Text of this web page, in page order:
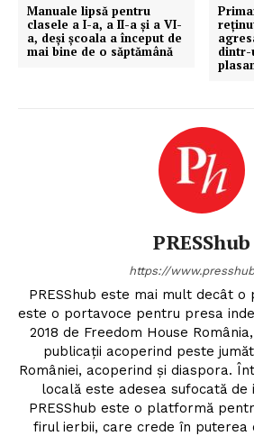
Manuale lipsă pentru
clasele a I-a, a II-a și a VI-
a, deși școala a început de
mai bine de o săptămână
dintr-
PRESShub
https://
PRESShub este mai mult decât
este o portavoce pentru presa
2018 de Freedom House
publicații acoperind peste
României, acoperind și diaspora.
locală este adesea sufocată de
PRESShub este o platformă
firul ierbii, care crede în puterea